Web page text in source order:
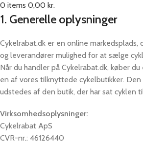
0 items 0,00 kr.
1. Generelle oplysninger
Cykelrabat.dk er en online markedsplads,
og leverandører mulighed for at sælge
Når du handler på Cykelrabat.dk, køber
en af vores tilknyttede cykelbutikker.
udstedes af den butik, der har sat cyklen
Virksomhedsoplysninger:
Cykelrabat ApS
CVR-nr.: 46126440